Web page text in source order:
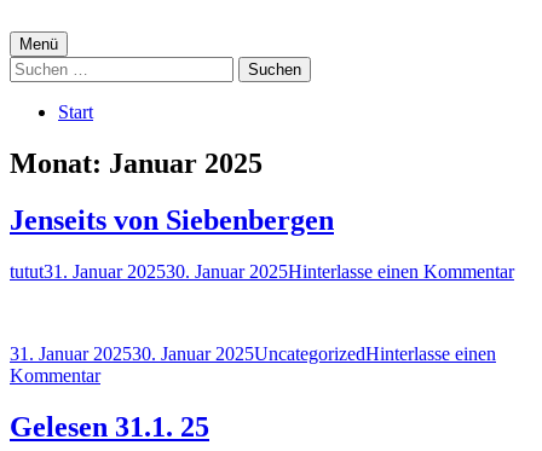
zum
Inhalt
Primäres
Menü
Menü
Suchen
nach:
Start
Monat: Januar 2025
Jenseits von Siebenbergen
Autor
tututVeröffentlicht
31. Januar 202530. Januar 2025Hinterlasse einen Kommentarzu
Veröffentlicht
am
31. Januar 202530. Januar 2025Kategorien
UncategorizedHinterlasse einen
Kommentarzu
von
Siebenbergen
Gelesen 31.1. 25